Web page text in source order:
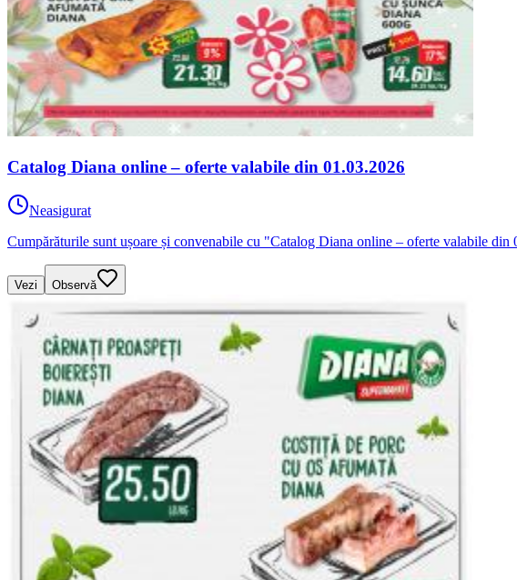
Catalog Diana online – oferte valabile din 01.03.2026
Neasigurat
Cumpărăturile sunt ușoare și convenabile cu "Catalog Diana online – oferte valabile
Vezi Observă